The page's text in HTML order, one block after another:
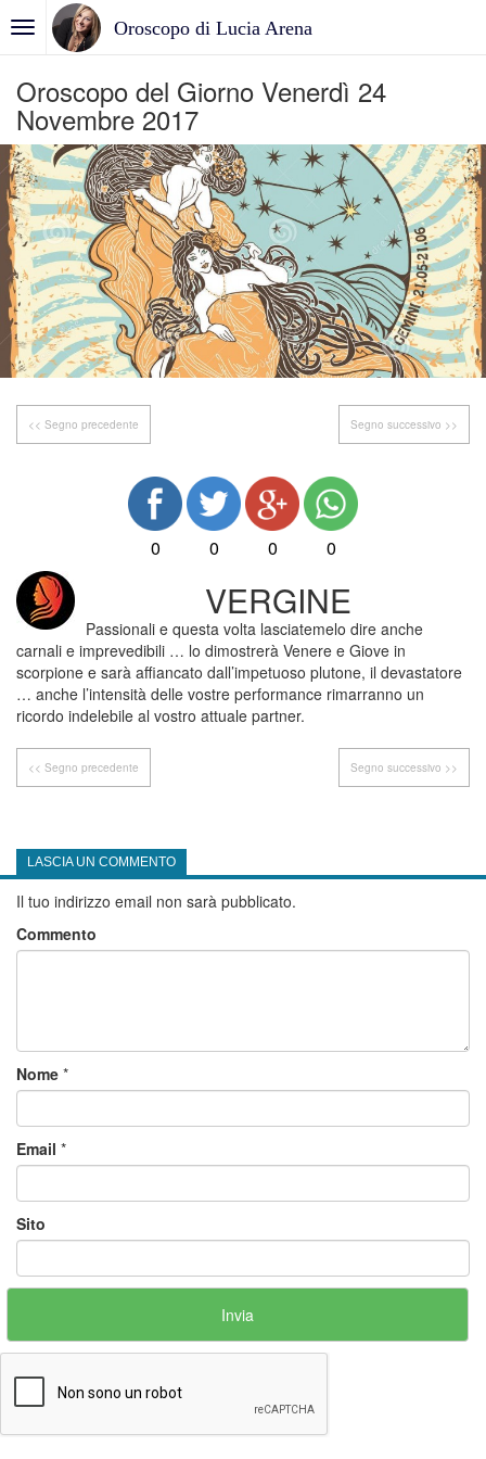
Oroscopo di Lucia Arena
Oroscopo del Giorno Venerdì 24
Novembre 2017
<< Segno precedente Segno successivo >>
0 0 0 0
VERGINE
Passionali e questa volta lasciatemelo dire anche
carnali e imprevedibili … lo dimostrerà Venere e Giove in
scorpione e sarà affiancato dall’impetuoso plutone, il devastatore
… anche l’intensità delle vostre performance rimarranno un
ricordo indelebile al vostro attuale partner.
<< Segno precedente Segno successivo >>
LASCIA UN COMMENTO
Il tuo indirizzo email non sarà pubblicato.
Commento
Nome *
Email *
Sito